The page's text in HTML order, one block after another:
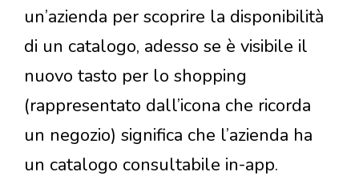
un’azienda per scoprire la disponibilità
di un catalogo, adesso se è visibile il
nuovo tasto per lo shopping
(rappresentato dall’icona che ricorda
un negozio) significa che l’azienda ha
un catalogo consultabile in-app.